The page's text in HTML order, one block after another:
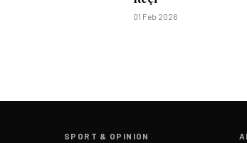
01 Feb 2026
SPORT & OPINION